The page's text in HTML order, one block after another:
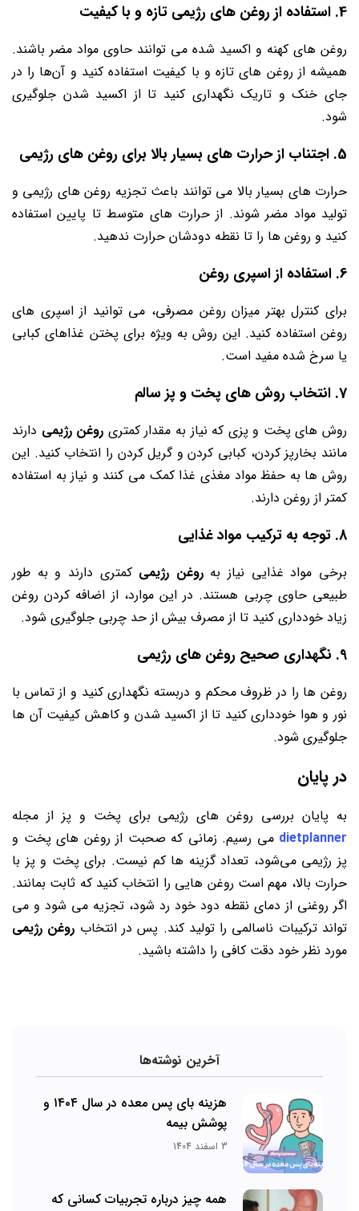
4. استفاده از روغن‌ های رژیمی تازه و با کیفیت
روغن ‌های کهنه و اکسید شده می ‌توانند حاوی مواد مضر باشند.
همیشه از روغن ‌های تازه و با کیفیت استفاده کنید و آن‌ها را در
جای خنک و تاریک نگهداری کنید تا از اکسید شدن جلوگیری
شود.
5. اجتناب از حرارت ‌های بسیار بالا برای روغن های رژیمی
حرارت ‌های بسیار بالا می ‌توانند باعث تجزیه روغن ‌های رژیمی و
تولید مواد مضر شوند. از حرارت ‌های متوسط تا پایین استفاده
کنید و روغن ‌ها را تا نقطه دودشان حرارت ندهید.
6. استفاده از اسپری روغن
برای کنترل بهتر میزان روغن مصرفی، می ‌توانید از اسپری ‌های
روغن استفاده کنید. این روش به ویژه برای پختن غذاهای کبابی
یا سرخ شده مفید است.
7. انتخاب روش ‌های پخت و پز سالم
روش ‌های پخت و پزی که نیاز به مقدار کمتری روغن رژیمی دارند
مانند بخارپز کردن، کبابی کردن و گریل کردن را انتخاب کنید. این
روش ‌ها به حفظ مواد مغذی غذا کمک می ‌کنند و نیاز به استفاده
کمتر از روغن دارند.
8. توجه به ترکیب مواد غذایی
برخی مواد غذایی نیاز بهروغن رژیمی کمتری دارند و به طور
طبیعی حاوی چربی هستند. در این موارد، از اضافه کردن روغن
زیاد خودداری کنید تا از مصرف بیش از حد چربی جلوگیری شود.
9. نگهداری صحیح روغن ‌های رژیمی
روغن ‌ها را در ظروف محکم و دربسته نگهداری کنید و از تماس با
نور و هوا خودداری کنید تا از اکسید شدن و کاهش کیفیت آن‌ ها
جلوگیری شود.
در پایان
به پایان بررسی روغن های رژیمی برای پخت و پز از مجله
dietplanner می ‌رسیم. زمانی که صحبت از روغن ‌های پخت و
پز رژیمی می‌شود، تعداد گزینه ‌ها کم نیست. برای پخت و پز با
حرارت بالا، مهم است روغن‌ هایی را انتخاب کنید که ثابت بمانند.
اگر روغنی از دمای نقطه دود خود رد شود، تجزیه می ‌شود و می
‌تواند ترکیبات ناسالمی را تولید کند. پس در انتخاب روغن رژیمی
مورد نظر خود دقت کافی را داشته باشید.
آخرین نوشته‌ها
هزینه بای پس معده در سال ۱۴۰۴ و
پوشش بیمه
3 اسفند 1404
همه چیز درباره تجربیات کسانی که